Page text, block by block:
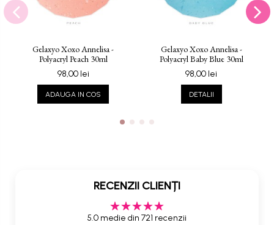
Gelaxyo Xoxo Annelisa -
Polyacryl Peach 30ml
98,00 lei
ADAUGA IN COS
Gelaxyo Xoxo Annelisa -
Polyacryl Baby Blue 30ml
98,00 lei
DETALII
RECENZII CLIENȚI
5.0 medie din 721 recenzii